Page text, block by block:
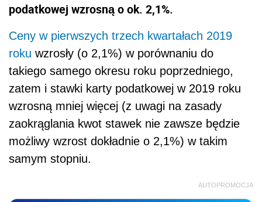
podatkowej wzrosną o ok. 2,1%.
Ceny w pierwszych trzech kwartałach 2019
roku wzrosły (o 2,1%) w porównaniu do
takiego samego okresu roku poprzedniego,
zatem i stawki karty podatkowej w 2019 roku
wzrosną mniej więcej (z uwagi na zasady
zaokrąglania kwot stawek nie zawsze będzie
możliwy wzrost dokładnie o 2,1%) w takim
samym stopniu.
AUTOPROMOCJA